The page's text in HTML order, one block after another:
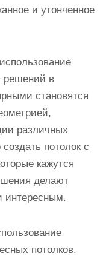
и утонченное
решений в
становятся
различных
потолок с
кажутся
делают
интересным.
потолков.